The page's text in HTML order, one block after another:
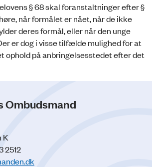
§ 68 skal foranstaltninger efter §
når formålet er nået, når de ikke
deres formål, eller når den unge
er dog i visse tilfælde mulighed for at
ophold på anbringelsesstedet efter det
Ombudsmand
K
2512